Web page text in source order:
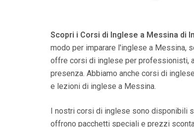
Scopri i Corsi di Inglese a Messina di
modo per imparare l'inglese a Messina,
offre corsi di inglese per professionisti,
presenza. Abbiamo anche corsi di
e lezioni di inglese a Messina.
I nostri corsi di inglese sono disponibili
offrono pacchetti speciali e prezzi